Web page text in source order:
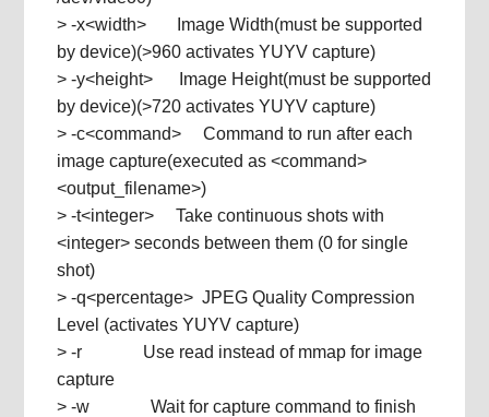
> -x<width> Image Width(must be supported
by device)(>960 activates YUYV capture)
> -y<height> Image Height(must be supported
by device)(>720 activates YUYV capture)
> -c<command> Command to run after each
image capture(executed as <command>
<output_filename>)
> -t<integer> Take continuous shots with
<integer> seconds between them (0 for single
shot)
> -q<percentage> JPEG Quality Compression
Level (activates YUYV capture)
> -r Use read instead of mmap for image
capture
> -w Wait for capture command to finish